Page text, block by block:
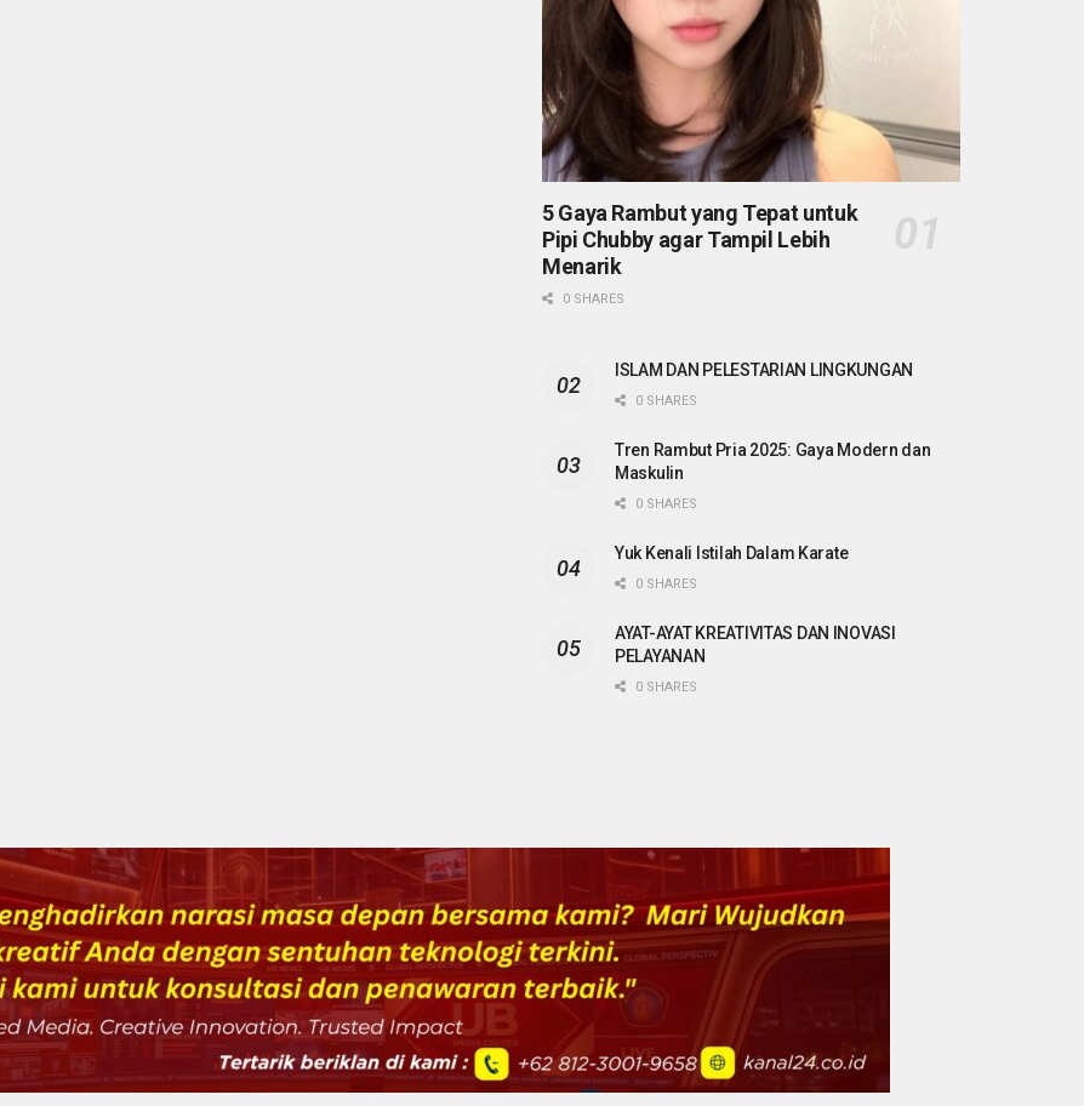
5 Gaya Rambut yang Tepat untuk
Pipi Chubby agar Tampil Lebih
Menarik
0 SHARES
ISLAM DAN PELESTARIAN LINGKUNGAN
0 SHARES
Tren Rambut Pria 2025: Gaya Modern dan
Maskulin
0 SHARES
Yuk Kenali Istilah Dalam Karate
0 SHARES
AYAT-AYAT KREATIVITAS DAN INOVASI
PELAYANAN
0 SHARES